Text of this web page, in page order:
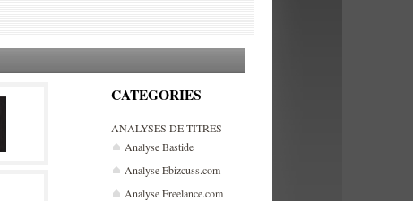
CATEGORIES
ANALYSES DE TITRES
Analyse Bastide
Analyse Ebizcuss.com
Analyse Freelance.com